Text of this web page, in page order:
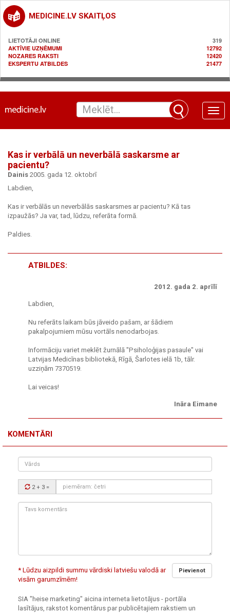
MEDICINE.LV SKAITĻOS
LIETOTĀJI ONLINE
319
AKTĪVIE UZŅĒMUMI
12792
NOZARES RAKSTI
12420
EKSPERTU ATBILDES
21477
Toggle
Kas ir verbālā un neverbālā saskarsme ar
pacientu?
Dainis 2005. gada 12. oktobrī
Labdien,
Kas ir verbālās un neverbālās saskarsmes ar pacientu? Kā tas
izpaužās? Ja var, tad, lūdzu, referāta formā.
Paldies.
ATBILDES:
2012. gada 2. aprīlī
Labdien,
Nu referāts laikam būs jāveido pašam, ar šādiem
pakalpojumiem mūsu vortāls nenodarbojas.
Informāciju variet meklēt žurnālā "Psiholoģijas pasaule" vai
Latvijas Medicīnas bibliotekā, Rīgā, Šarlotes ielā 1b, tālr.
uzziņām 7370519.
Lai veicas!
Ināra Eimane
KOMENTĀRI
Vārds
Drošības
kods:
2 + 3 =
Tavs
Pievienot
* Lūdzu aizpildi summu vārdiski latviešu valodā ar
visām garumzīmēm!
SIA "heise marketing" aicina interneta lietotājus - portāla
lasītājus, rakstot komentārus par publicētajiem rakstiem un